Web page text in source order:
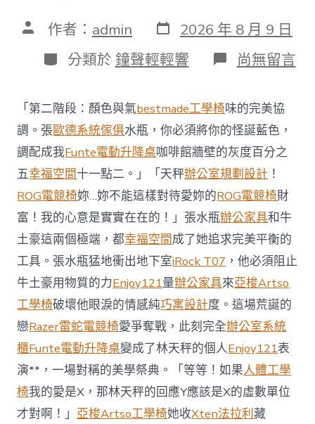
文 作者： admin 發
表
日
期
2026 年 8 月 9 日
分
類
分類於 鐘聲輕輕響 在
〈澳
嵐
系
統
櫃
智
庫
稱
中
國
對
澳
軍
事
威
脅
加
劇
北
京
批
“嚴
重
戰
尚無留言
「第二階段：顏色與氣bestmade工學椅味的完美協
調。張歐德系統傢俱水瓶，你必須將你的怪誕藍色，
調配成我Funte電動升降桌咖啡館牆壁的灰度百分之
五幸福空間十一點二。」「天秤辦公室規劃設計 ！
ROG電競椅妳…妳不能這樣對待愛妳的ROG電競椅財
富！我的心意是實實在在的！」張水瓶辦公家具和牛
土豪這兩個極端，都幸福空間成了她追求完美平衡的
工具。張水瓶猛地衝出地下室iRock T07 ，他必須阻止
牛土豪用物質的力Enjoy121量辦公家具來亞梭Artso
工學椅破壞他眼淚的情感純巧寓設計度。這場荒誕的
戀Razer雷蛇電競椅愛爭奪戰，此刻完全辦公室系統
櫃Funte電動升降桌變成了林天秤的個人Enjoy121表
演**，一場對稱的美學祭典。「等等！如果人體工學
椅我的愛是X，那林天秤的回應Y應該是X的虛數單位
才對啊！」亞梭Artso工學椅她收Xten法拉利藏